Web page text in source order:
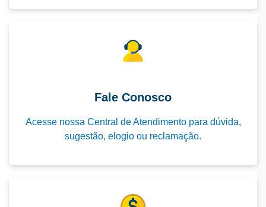
Fale Conosco
Acesse nossa Central de Atendimento para dúvida,
sugestão, elogio ou reclamação.